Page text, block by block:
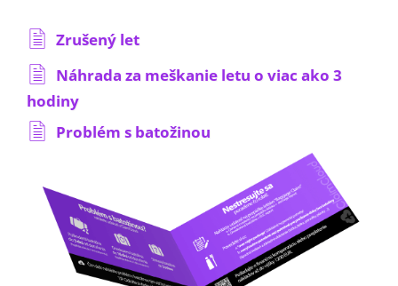
Zrušený let
Náhrada za meškanie letu o viac ako 3
hodiny
Problém s batožinou